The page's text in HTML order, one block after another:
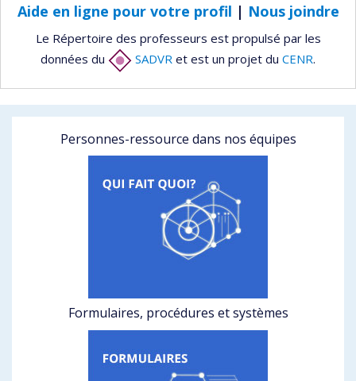
Aide en ligne pour votre profil | Nous joindre
Le Répertoire des professeurs est propulsé par les
données du
SADVR et est un projet du CENR.
Personnes-ressource dans nos équipes
Formulaires, procédures et systèmes